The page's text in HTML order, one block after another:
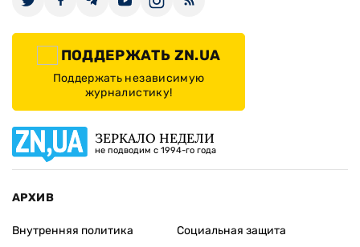
ПОДДЕРЖАТЬ ZN.UA
Поддержать независимую
журналистику!
ЗЕРКАЛО НЕДЕЛИ
не подводим с 1994-го года
АРХИВ
Внутренняя политика
Социальная защита